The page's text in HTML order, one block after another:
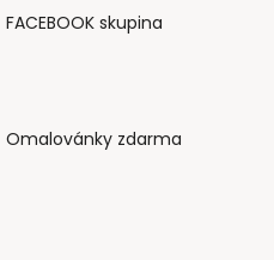
FACEBOOK skupina
Omalovánky zdarma